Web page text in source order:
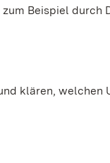
Beispiel durch
klären,